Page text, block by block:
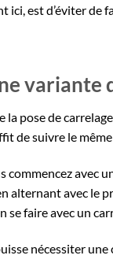
est d’éviter de
variante
pose de
de suivre le
commencez avec
alternant avec le
se faire avec un
nécessiter